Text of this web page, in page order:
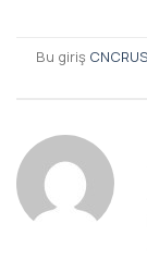
Bu giriş